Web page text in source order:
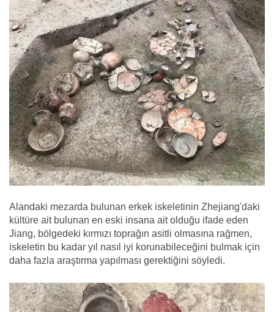
Alandaki mezarda bulunan erkek iskeletinin Zhejiang'daki
kültüre ait bulunan en eski insana ait olduğu ifade eden
Jiang, bölgedeki kırmızı toprağın asitli olmasına rağmen,
iskeletin bu kadar yıl nasıl iyi korunabileceğini bulmak için
daha fazla araştırma yapılması gerektiğini söyledi.